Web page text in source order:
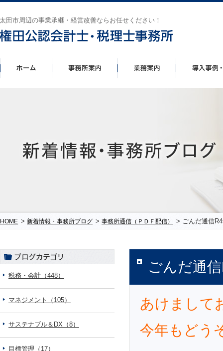
太田市周辺の事業承継・経営改善ならお任せください！
HOME > 新着情報・事務所ブログ > 事務所通信（ＰＤＦ配信） > ごんだ通信
ごんだ通
あけまして
今年もどう
税務・会計（448）
マネジメント（105）
サステナブル＆DX（8）
目標管理（17）